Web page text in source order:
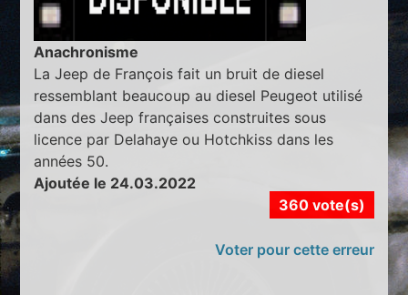
Anachronisme
La Jeep de François fait un bruit de diesel
ressemblant beaucoup au diesel Peugeot utilisé
dans des Jeep françaises construites sous
licence par Delahaye ou Hotchkiss dans les
années 50.
Ajoutée le 24.03.2022
360 vote(s)
Voter pour cette erreur